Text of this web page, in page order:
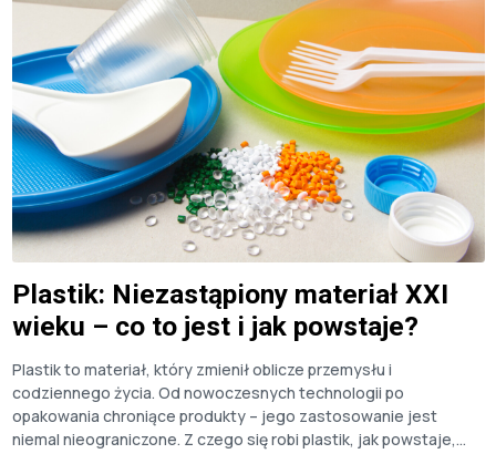
Plastik: Niezastąpiony materiał XXI
wieku – co to jest i jak powstaje?
Plastik to materiał, który zmienił oblicze przemysłu i
codziennego życia. Od nowoczesnych technologii po
opakowania chroniące produkty – jego zastosowanie jest
niemal nieograniczone. Z czego się robi plastik, jak powstaje,